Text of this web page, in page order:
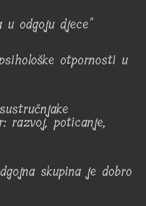
u odgoju djece"
otpornosti u
razvoj, poticanje,
skupina je dobro